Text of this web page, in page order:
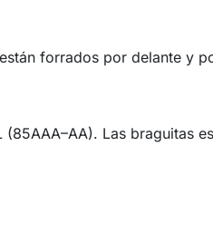
forrados por delante y
Las braguitas